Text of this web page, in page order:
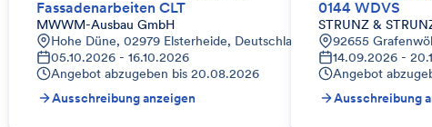
Fassadenarbeiten CLT
MWWM-Ausbau GmbH
Hohe Düne, 02979 Elsterheide, Deutschland
05.10.2026 - 16.10.2026
Angebot abzugeben bis 20.08.2026
Ausschreibung anzeigen
0144 WDVS
STRUNZ &
92655
14.09.2026 -
Angebot
Ausschreibung